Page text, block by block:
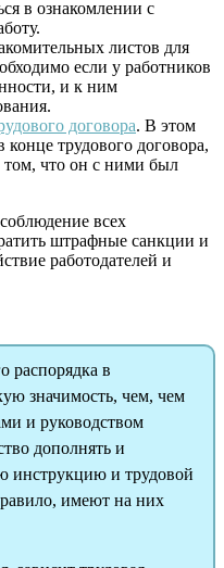
в ознакомлении с
листов для
если у работников
и к ним
договора. В этом
конце трудового договора,
том, что он с ними был
всех
штрафные санкции и
работодателей и
распорядка в
значимость, чем, чем
и руководством
дополнять и
инструкцию и трудовой
имеют на них